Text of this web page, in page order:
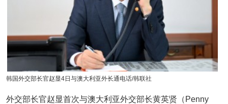
韩国外交部长官赵显4日与澳大利亚外长通电话/韩联社
外交部长官赵显首次与澳大利亚外交部长黄英贤（Penny